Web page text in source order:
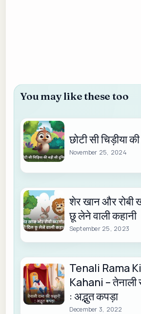
You may like these too
छोटी सी चिड़ीया
November 25, 2024
शेर खान और रोबी
छू लेने वाली कहानी
September 25, 2023
Tenali Rama
Kahani – तेनाली
: अद्भुत कपड़ा
December 3, 2022